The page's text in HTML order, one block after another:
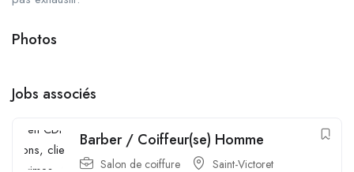
Photos
Jobs associés
Barber / Coiffeur(se) Homme
Salon de coiffure Saint-Victoret